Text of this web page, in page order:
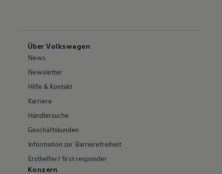
Über Volkswagen
News
Newsletter
Hilfe & Kontakt
Karriere
Händlersuche
Geschäftskunden
Information zur Barrierefreiheit
Ersthelfer/ first responder
Konzern